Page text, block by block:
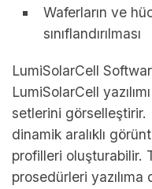
Waferların ve
sınıflandırılması
LumiSolarCell
LumiSolarCell
setlerini görselleştirir.
dinamik aralıklı
profilleri oluşturabilir.
prosedürleri yazılıma